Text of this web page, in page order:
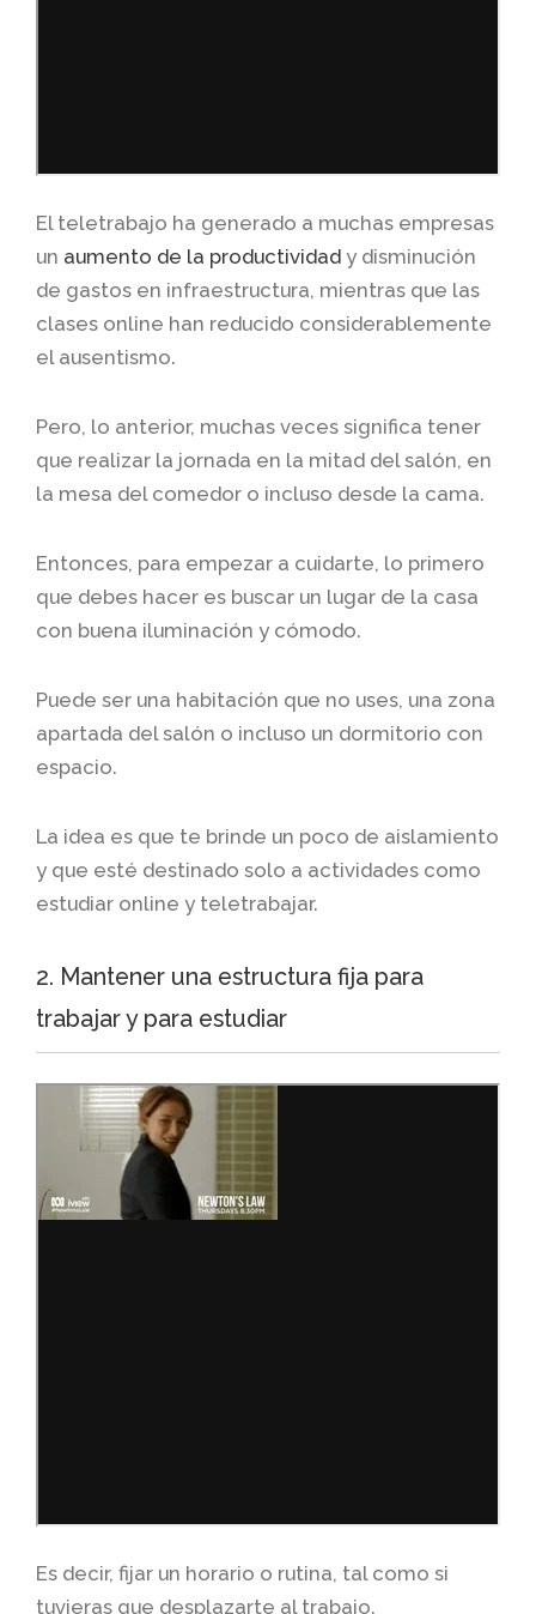
El teletrabajo ha generado a muchas empresas
un aumento de la productividad y disminución
de gastos en infraestructura, mientras que las
clases online han reducido considerablemente
el ausentismo.
Pero, lo anterior, muchas veces significa tener
que realizar la jornada en la mitad del salón, en
la mesa del comedor o incluso desde la cama.
Entonces, para empezar a cuidarte, lo primero
que debes hacer es buscar un lugar de la casa
con buena iluminación y cómodo.
Puede ser una habitación que no uses, una zona
apartada del salón o incluso un dormitorio con
espacio.
La idea es que te brinde un poco de aislamiento
y que esté destinado solo a actividades como
estudiar online y teletrabajar.
2. Mantener una estructura fija para
trabajar y para estudiar
Es decir, fijar un horario o rutina, tal como si
tuvieras que desplazarte al trabajo.